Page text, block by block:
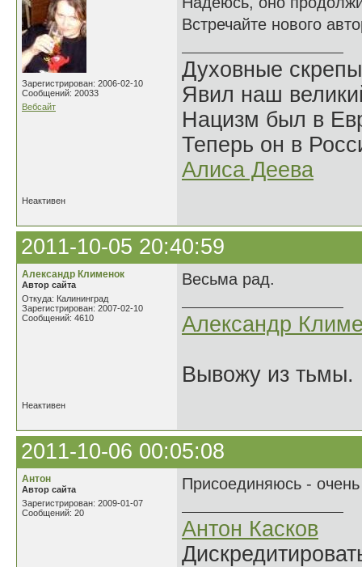
Зарегистрирован: 2006-02-10
Сообщений: 20033
Вебсайт
Встречайте нового
Духовные
Явил наш
Нацизм был в
Теперь он в
Алиса Деева
Неактивен
2011-10-05 20:40:59
Александр Клименок
Автор сайта
Откуда: Калининград
Зарегистрирован: 2007-02-10
Сообщений: 4610
Весьма рад.
Александр
Вывожу из тьмы.
Неактивен
2011-10-06 00:05:08
Антон
Автор сайта
Зарегистрирован: 2009-01-07
Сообщений: 20
Присоединяюсь -
Антон Касков